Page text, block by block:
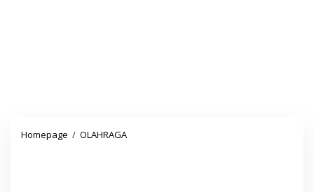
Homepage / OLAHRAGASaat